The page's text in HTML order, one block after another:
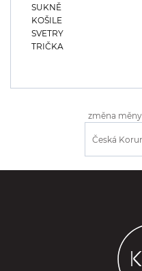
SUKNĚ
KOŠILE
SVETRY
TRIČKA
změna